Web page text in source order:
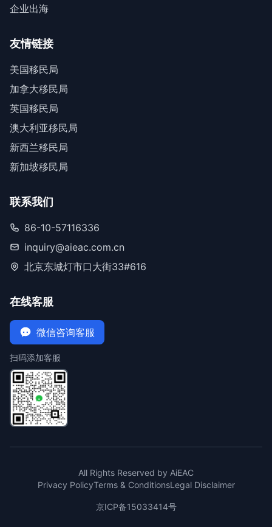
企业出海
友情链接
美国移民局
加拿大移民局
英国移民局
澳大利亚移民局
新西兰移民局
新加坡移民局
联系我们
86-10-57116336
inquiry@aieac.com.cn
北京东城灯市口大街33#616
在线客服
微信咨询客服
扫码添加客服
All Rights Reserved by AiEAC
Privacy PolicyTerms & ConditionsLegal Disclaimer
京ICP备15033414号